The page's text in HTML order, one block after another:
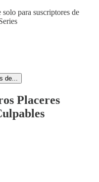
para suscriptores de
de...
Placeres